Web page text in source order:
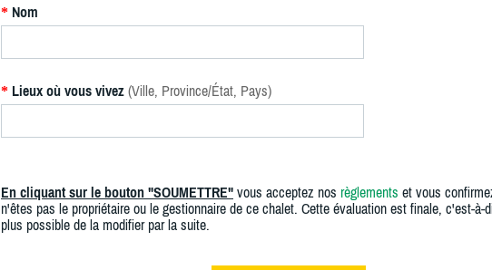
* Nom
* Lieux où vous vivez (Ville, Province/État, Pays)
En cliquant sur le bouton "SOUMETTRE" vous acceptez nos règlements et vous
n'êtes pas le propriétaire ou le gestionnaire de ce chalet. Cette évaluation est finale, c'est-à-
plus possible de la modifier par la suite.